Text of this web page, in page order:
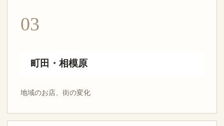
03
町田・相模原
地域のお店、街の変化